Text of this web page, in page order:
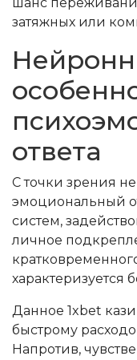
затяжных или
ответа
С точки зрения
эмоциональный
систем,
личное
характеризуется
Данное 1xbet
быстрому
Напротив,